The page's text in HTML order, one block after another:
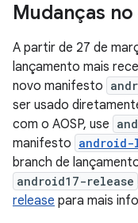
Mudanças no
A partir de 27 de
lançamento mais
novo manifesto
ser usado
com o AOSP, use
manifesto
branch de
android17-release
release para mais